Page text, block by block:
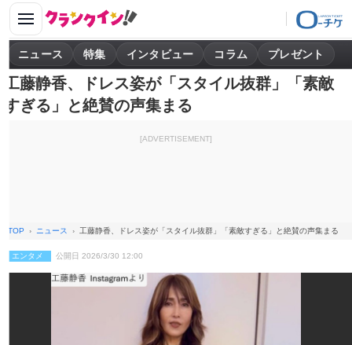
ニュース 特集 インタビュー コラム プレゼント
工藤静香、ドレス姿が「スタイル抜群」「素敵
すぎる」と絶賛の声集まる
[ADVERTISEMENT]
TOP ニュース 工藤静香、ドレス姿が「スタイル抜群」「素敵すぎる」と絶賛の声集まる
エンタメ 公開日 2026/3/30 12:00